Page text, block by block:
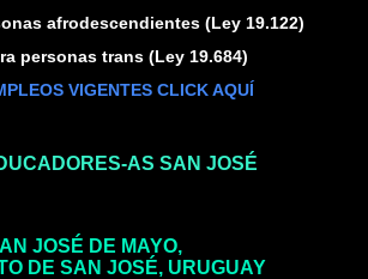
afrodescendientes (Ley 19.122)
personas trans (Ley 19.684)
VIGENTES CLICK AQUÍ
AS SAN JOSÉ
JOSÉ DE MAYO,
DE SAN JOSÉ, URUGUAY